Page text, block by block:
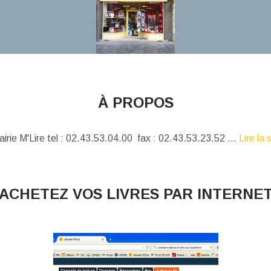
À PROPOS
M'Lire tel : 02.43.53.04.00 fax : 02.43.53.23.52 ... Lire la
VOS LIVRES PAR